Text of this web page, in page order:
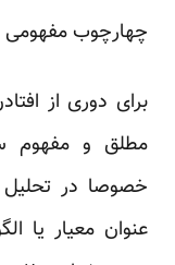
چهارچوب مفهومی
برای دوری از
مطلق و مفهوم
خصوصا در